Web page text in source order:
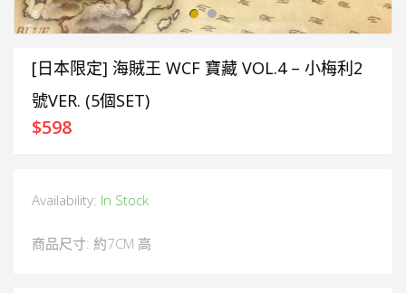
[日本限定] 海賊王 WCF 寶藏 VOL.4 – 小梅利2
號VER. (5個SET)
$598
Availability: In Stock
商品尺寸: 約7CM 高